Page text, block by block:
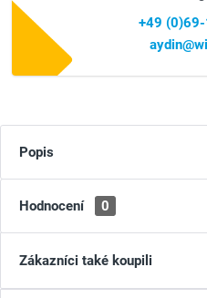
+49
Popis
Hodnocení 0
Zákazníci také koupili